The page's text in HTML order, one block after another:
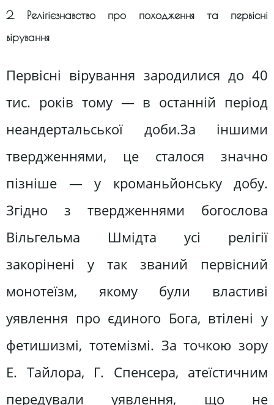
2. Релігієзнавство про походження та первісні
вірування
Первісні вірування зародилися до 40
тис. років тому — в останній період
неандертальської доби.За іншими
твердженнями, це сталося значно
пізніше — у кроманьйонську добу.
Згідно з твердженнями богослова
Вільгельма Шмідта усі релігії
закорінені у так званий первісний
монотеїзм, якому були властиві
уявлення про єдиного Бога, втілені у
фетишизмі, тотемізмі. За точкою зору
Е. Тайлора, Г. Спенсера, атеїстичним
передували уявлення, що не